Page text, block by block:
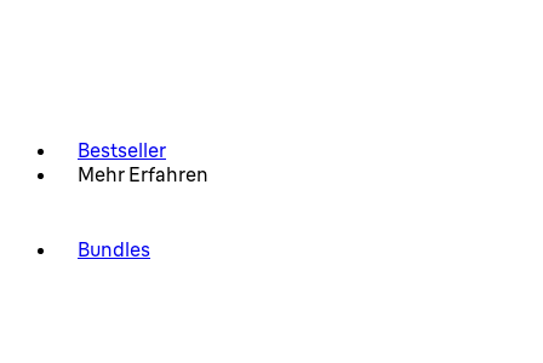
Bestseller
Mehr Erfahren
Bundles